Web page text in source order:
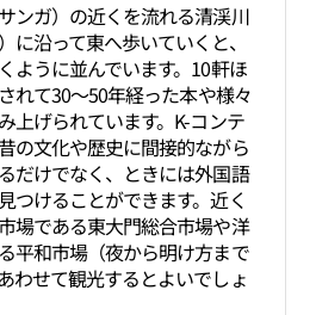
ンガ）の近くを流れる清渓川
に沿って東へ歩いていくと、
ように並んでいます。10軒ほ
れて30～50年経った本や様々
上げられています。K-コンテ
の文化や歴史に間接的ながら
だけでなく、ときには外国語
つけることができます。近く
場である東大門総合市場や洋
平和市場（夜から明け方まで
わせて観光するとよいでしょ